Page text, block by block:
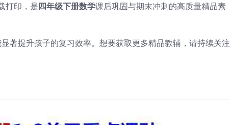
打印，是四年级下册数学课后巩固与期末冲刺的高质量精品素
著提升孩子的复习效率。想要获取更多精品教辅，请持续关注